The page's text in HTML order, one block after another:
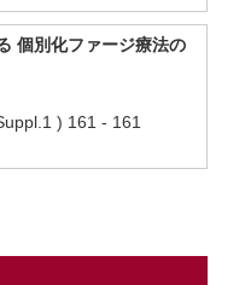
個別化ファージ療法の
) 161 - 161